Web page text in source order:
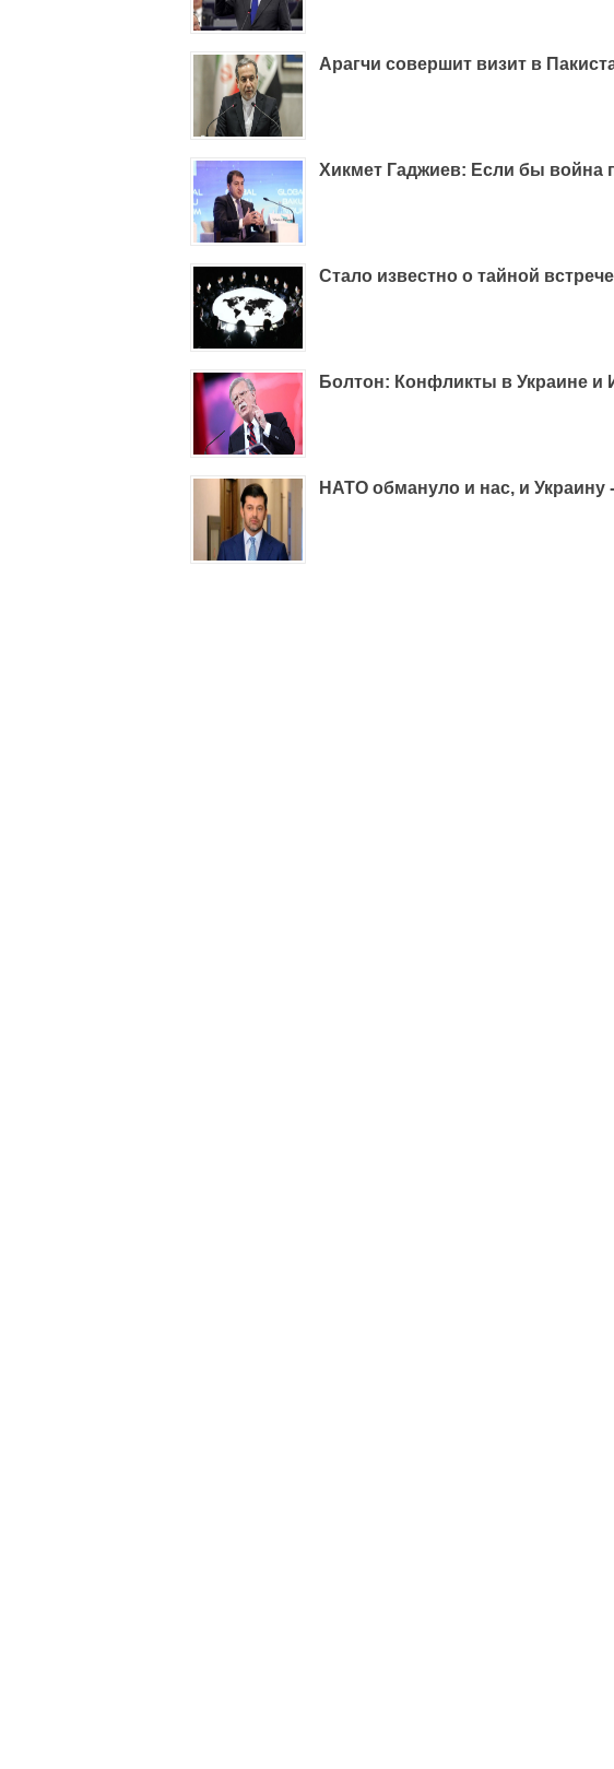
Арагчи совершит визит в
Хикмет Гаджиев: Если бы война
Стало известно о тайной
Болтон: Конфликты в Украине и
НАТО обмануло и нас, и Украину